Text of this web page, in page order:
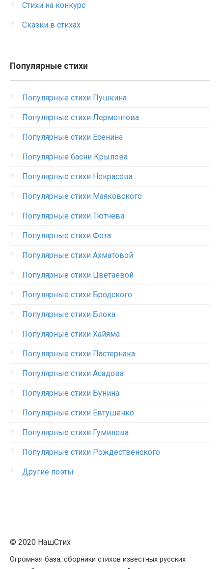
Стихи на конкурс
Сказки в стихах
Популярные стихи
Популярные стихи Пушкина
Популярные стихи Лермонтова
Популярные стихи Есенина
Популярные басни Крылова
Популярные стихи Некрасова
Популярные стихи Маяковского
Популярные стихи Тютчева
Популярные стихи Фета
Популярные стихи Ахматовой
Популярные стихи Цветаевой
Популярные стихи Бродского
Популярные стихи Блока
Популярные стихи Хайяма
Популярные стихи Пастернака
Популярные стихи Асадова
Популярные стихи Бунина
Популярные стихи Евтушенко
Популярные стихи Гумилева
Популярные стихи Рождественского
Другие поэты
© 2020 НашСтих
Огромная база, сборники стихов известных русских